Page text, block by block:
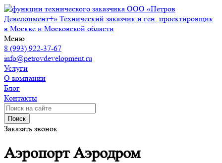
ООО «Петров
Девелопмент+» Технический заказчик и ген. проектировщик
в Москве и Московской области
Меню
8 (993) 922-37-67
info@petrovdevelopment.ru
Услуги
О компании
Блог
Контакты
Поиск
Заказать звонок
Аэропорт Аэродром